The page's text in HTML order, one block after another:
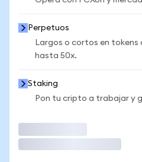
Perpetuos
Largos o cortos en
hasta 50x.
Staking
Pon tu cripto a trabajar y